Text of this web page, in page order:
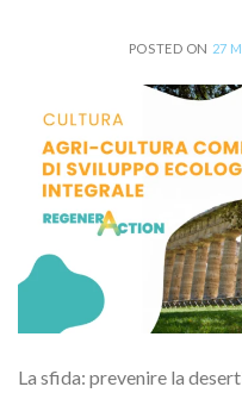
POSTED ON 27
La sfida: prevenire la